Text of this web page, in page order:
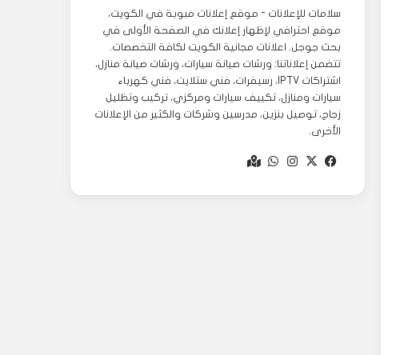
سلامات للإعلانات - موقع إعلانات مبوبة في الكويت،
موقع احترافي لإظهار إعلانك في الصفحة الأولى في
بحث جوجل. اعلانات مجانية الكويت لكافة التخصصات.
تتضمن إعلاناتنا: ورشات صيانة سيارات، ورشات صيانة منازل،
اشتراكات IPTV، رسيفرات، فني ستلايت، فني كهرباء
سيارات ومنازل، تكييف سيارات ومركزي، تركيب وتظليل
زجاج، توصيل بنزين، مدرسين وشركات والكثير من الإعلانات
الأخرى.
فيسبوك
‫X انستقرام
واتساب